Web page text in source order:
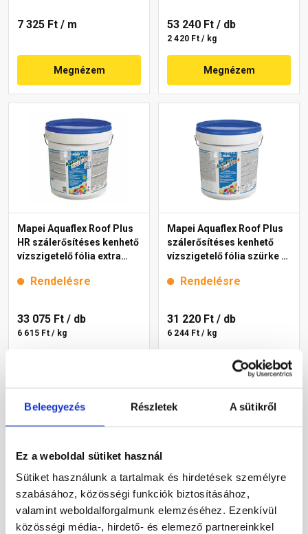
Beleegyezés Részletek A sütikről
Ez a weboldal sütiket használ
Sütiket használunk a tartalmak és hirdetések személyre
szabásához, közösségi funkciók biztosításához,
valamint weboldalforgalmunk elemzéséhez. Ezenkívül
közösségi média-, hirdető- és elemező partnereinkkel
7 325 Ft / m
Megnézem
53 240 Ft / db
2 420 Ft / kg
Megnézem
Mapei Aquaflex Roof Plus
HR szálerősítéses kenhető
vízszigetelő fólia extra
Rendelésre
33 075 Ft / db
6 615 Ft / kg
Mapei Aquaflex Roof Plus
szálerősítéses kenhető
vízszigetelő fólia szürke 5
Rendelésre
31 220 Ft / db
6 244 Ft / kg
Megnézem
Murexin 1 KS
Mapei Planiseal 88